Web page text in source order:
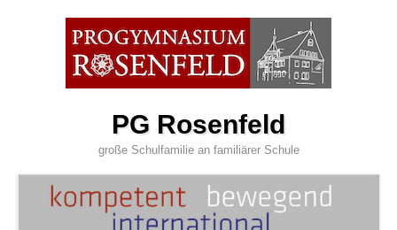
PG Rosenfeld
große Schulfamilie an familiärer Schule